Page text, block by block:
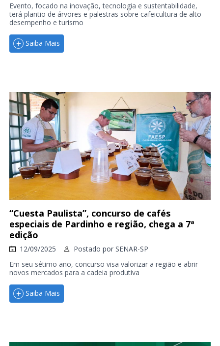
Evento, focado na inovação, tecnologia e sustentabilidade,
terá plantio de árvores e palestras sobre cafeicultura de alto
desempenho e turismo
Saiba Mais
“Cuesta Paulista”, concurso de cafés
especiais de Pardinho e região, chega a 7ª
edição
12/09/2025 Postado por SENAR-SP
Em seu sétimo ano, concurso visa valorizar a região e abrir
novos mercados para a cadeia produtiva
Saiba Mais